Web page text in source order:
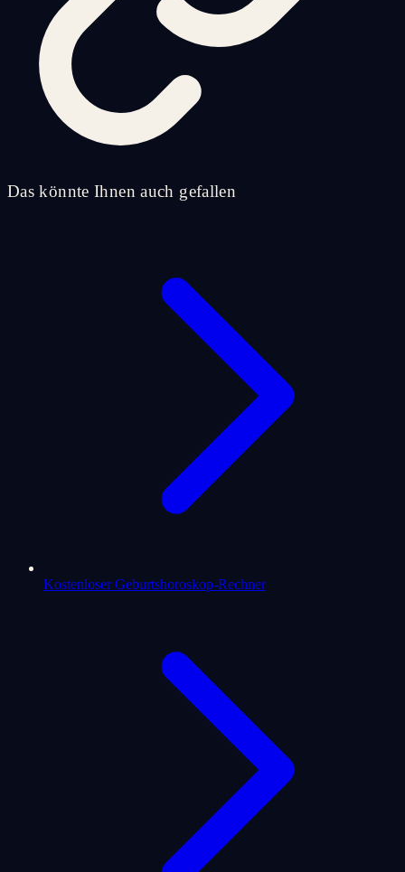
Das könnte Ihnen auch gefallen
Kostenloser Geburtshoroskop-Rechner